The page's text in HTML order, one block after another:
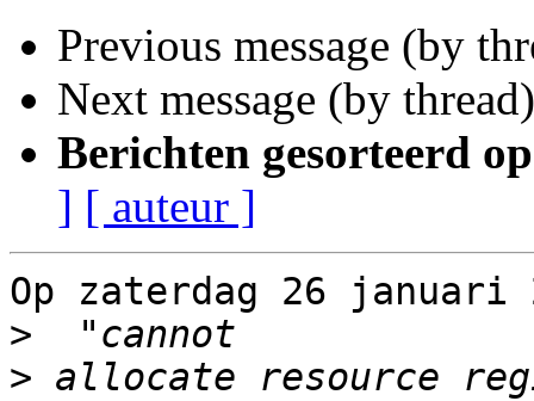
Previous message (by
Next message (by
Berichten gesorteerd
] [ auteur ]
Op zaterdag 26 januari
>
>